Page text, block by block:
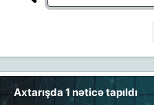
Axtarışda 1 nəticə tapıldı